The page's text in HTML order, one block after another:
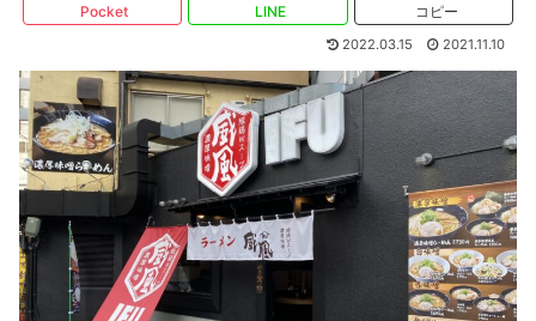
Pocket LINE コピー
2022.03.15 2021.11.10